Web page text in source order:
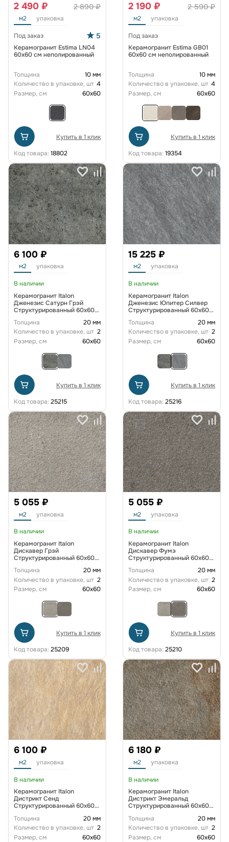
2 890 ₽
2 490 ₽
м2 упаковка
Под заказ 5
Керамогранит Estima LN04
60x60 см неполированный
Толщина
10 мм
Количество в упаковке, шт 4
Размер, см
60x60
Купить в 1 клик
Код товара: 18802
2 590 ₽
2 190 ₽
м2 упаковка
Под заказ
Керамогранит Estima GB01
60x60 см неполированный
Толщина
10 мм
Количество в упаковке, шт 4
Размер, см
60x60
Купить в 1 клик
Код товара: 19354
6 100 ₽
м2 упаковка
В наличии
Керамогранит Italon
Дженезис Сатурн Грэй
Структурированный 60x60
Толщина
20 мм
Количество в упаковке, шт 2
Размер, см
60x60
Купить в 1 клик
Код товара: 25215
15 225 ₽
м2 упаковка
В наличии
Керамогранит Italon
Дженезис Юпитер Силвер
Структурированный 60x60
Толщина
20 мм
Количество в упаковке, шт 2
Размер, см
60x60
Купить в 1 клик
Код товара: 25216
5 055 ₽
м2 упаковка
В наличии
Керамогранит Italon
Дискавер Грэй
Структурированный 60x60
Толщина
20 мм
Количество в упаковке, шт 2
Размер, см
60x60
Купить в 1 клик
Код товара: 25209
5 055 ₽
м2 упаковка
В наличии
Керамогранит Italon
Дискавер Фумэ
Структурированный 60x60
Толщина
20 мм
Количество в упаковке, шт 2
Размер, см
60x60
Купить в 1 клик
Код товара: 25210
6 100 ₽
м2 упаковка
В наличии
Керамогранит Italon
Дистрикт Сенд
Структурированный 60x60
Толщина
20 мм
Количество в упаковке, шт 2
Размер, см
60x60
6 180 ₽
м2 упаковка
В наличии
Керамогранит Italon
Дистрикт Эмеральд
Структурированный 60x60
Толщина
20 мм
Количество в упаковке, шт 2
Размер, см
60x60